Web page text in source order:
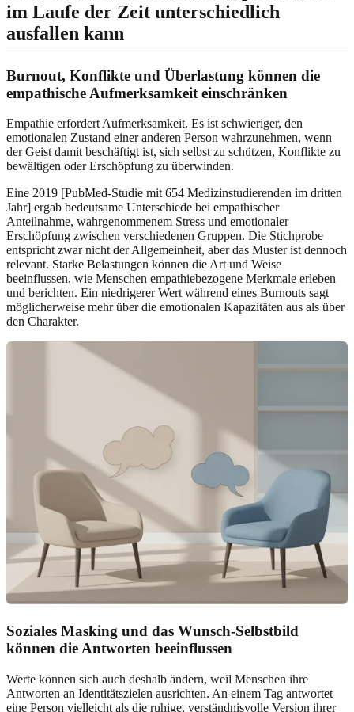
im Laufe der Zeit unterschiedlich
ausfallen kann
Burnout, Konflikte und Überlastung können die
empathische Aufmerksamkeit einschränken
Empathie erfordert Aufmerksamkeit. Es ist schwieriger, den
emotionalen Zustand einer anderen Person wahrzunehmen, wenn
der Geist damit beschäftigt ist, sich selbst zu schützen, Konflikte zu
bewältigen oder Erschöpfung zu überwinden.
Eine 2019 [PubMed-Studie mit 654 Medizinstudierenden im dritten
Jahr] ergab bedeutsame Unterschiede bei empathischer
Anteilnahme, wahrgenommenem Stress und emotionaler
Erschöpfung zwischen verschiedenen Gruppen. Die Stichprobe
entspricht zwar nicht der Allgemeinheit, aber das Muster ist dennoch
relevant. Starke Belastungen können die Art und Weise
beeinflussen, wie Menschen empathiebezogene Merkmale erleben
und berichten. Ein niedrigerer Wert während eines Burnouts sagt
möglicherweise mehr über die emotionalen Kapazitäten aus als über
den Charakter.
Soziales Masking und das Wunsch-Selbstbild
können die Antworten beeinflussen
Werte können sich auch deshalb ändern, weil Menschen ihre
Antworten an Identitätszielen ausrichten. An einem Tag antwortet
eine Person vielleicht als die ruhige, verständnisvolle Version ihrer